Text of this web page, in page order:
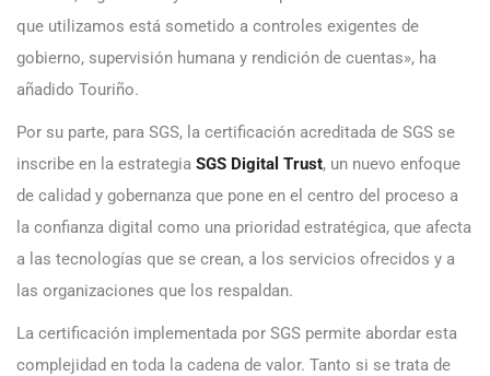
que utilizamos está sometido a controles exigentes de
gobierno, supervisión humana y rendición de cuentas», ha
añadido Touriño.
Por su parte, para SGS, la certificación acreditada de SGS se
inscribe en la estrategia SGS Digital Trust, un nuevo enfoque
de calidad y gobernanza que pone en el centro del proceso a
la confianza digital como una prioridad estratégica, que afecta
a las tecnologías que se crean, a los servicios ofrecidos y a
las organizaciones que los respaldan.
La certificación implementada por SGS permite abordar esta
complejidad en toda la cadena de valor. Tanto si se trata de